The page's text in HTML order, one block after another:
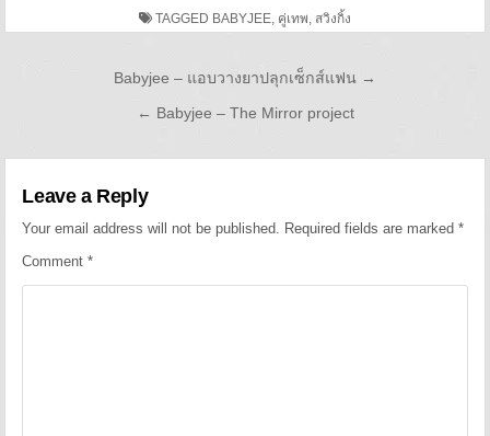
TAGGED BABYJEE, คู่เทพ, สวิงกิ้ง
Post navigation
Babyjee – แอบวางยาปลุกเซ็กส์แฟน →
← Babyjee – The Mirror project
Leave a Reply
Your email address will not be published. Required fields are marked*
Comment*